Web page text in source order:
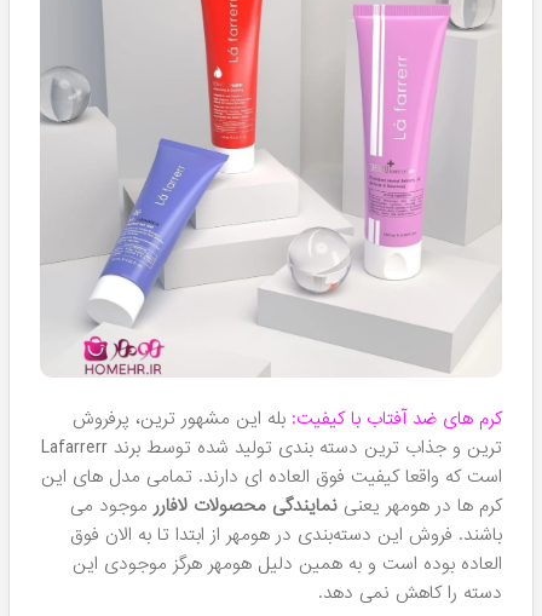
آنچه که موجب محبوبیت این شرکت آرایشی شده است،
استفاده از مواد گیاهی در کنار فرمولاسیون های پیشرفته سبب
شده است تا مشتریان با کمال میل به کالاهای این شرکت
اعتماد کنند. در حقیقت چه چیزی بهتر از توید کننده ای که
فرمول وگان را برای کالاهایش انتخاب نموده است و هیچ تست
حیوانی روی آنها انجام نمی دهد! علاوه بر اینها مطابق استاندارد
های حال حاضر اروپا به طراحی کالاهایش می پردازد و اثری از
الگوبرداری ها و تقلید های کورکوانه در آنها دیده نمی شود.
این یک نقطه عطف برای برندی ایرانی است که برخلاف برندهای
داخلی مشابه، هیچگونه تقلیدی را در دستور کار قرار نداده است
و همواره هدف آن تولید محصولاتی ارزشمند با استفاده از فرمول
های علمی پیشرفته است. به طور قطع این موضوع تاثیر خاص
خود را روی اعتماد مشتریان گذاشته است و باعث شده تا بیش
از پیش به آن اعتماد کنند.